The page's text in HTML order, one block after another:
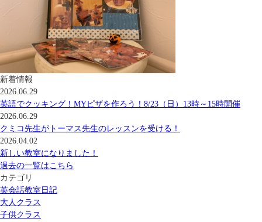
新着情報
2026.06.29
英語でクッキング！MYピザを作ろう！8/23（日）13時～15時開催
2026.06.29
クミコ先生がトーマス先生のレッスンを受ける！
2026.04.02
新しい教室になりました！
過去の一覧はこちら
カテゴリ
英会話教室日記
大人クラス
子供クラス